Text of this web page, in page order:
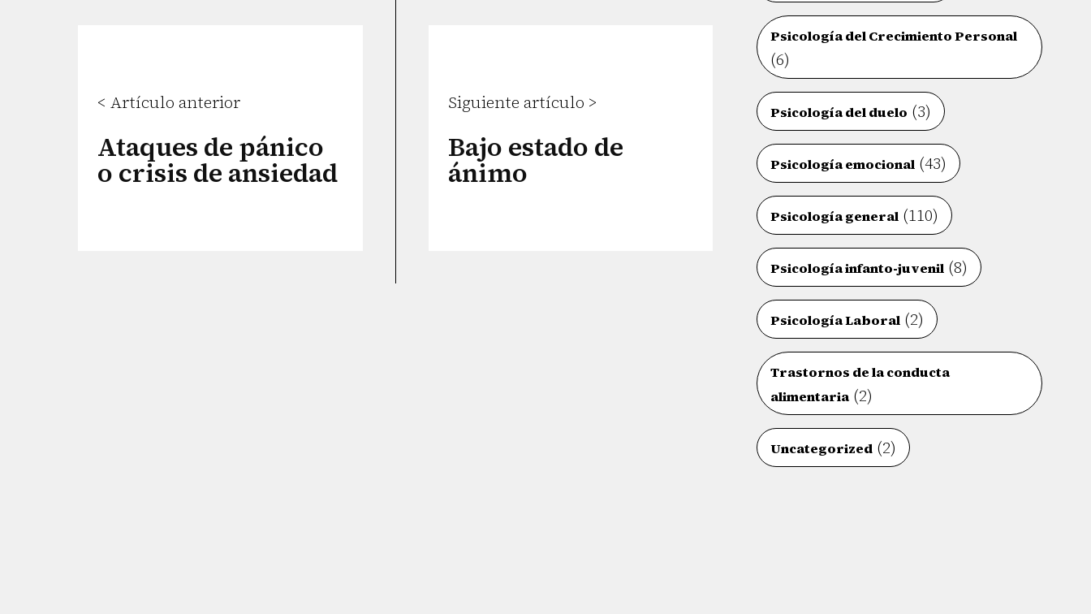
< Artículo anterior
Ataques de pánico
o crisis de ansiedad
Siguiente artículo >
Bajo estado de
ánimo
Psicología del Crecimiento Personal
(6)
Psicología del duelo (3)
Psicología emocional (43)
Psicología general (110)
Psicología infanto-juvenil (8)
Psicología Laboral (2)
Trastornos de la conducta
alimentaria(2)
Uncategorized (2)